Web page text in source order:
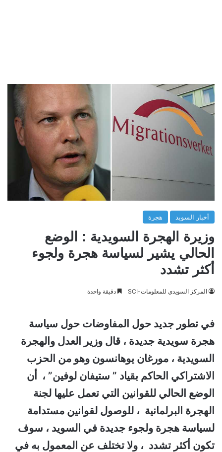
أخبار السويد هجرة
وزيرة الهجرة السويدية : الوضع
الحالي يشير لسياسة هجرة ولجوء
أكثر تشدد
المركز السويدي للمعلومات-SCI دقيقة واحدة
في تطور جديد حول المفاوضات حول سياسة
هجرة سويدية جديدة ، قال وزير العدل والهجرة
السويدية ، مورغان يوهانسون وهو من الحزب
الاشتراكي الحاكم بقياد ” ستيفان لوفين” ، أن
الوضع الحالي للقوانين التي تعمل عليها لجنة
الهجرة البرلمانية ، للوصول لقوانين مستدامة
لسياسة هجرة ولجوء جديدة في السويد ، سوف
تكون أكثر تشدد ، ولا تختلف عن المعمول به في